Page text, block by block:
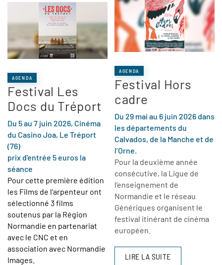
AGENDA
Festival Les
Docs du Tréport
Du 5 au 7 juin 2026, Cinéma
du Casino Joa, Le Tréport
(76)
prix d'entrée 5 euros la
séance
Pour cette première édition
les Films de l’arpenteur ont
sélectionné 3 films
soutenus par la Région
Normandie en partenariat
avec le CNC et en
association avec Normandie
Images.
AGENDA
Festival Hors
cadre
Du 29 mai au 6 juin 2026 dans
les départements du
Calvados, de la Manche et de
l’Orne.
Pour la deuxième année
consécutive, la Ligue de
l’enseignement de
Normandie et le réseau
Génériques organisent le
festival itinérant de cinéma
européen.
LIRE LA SUITE